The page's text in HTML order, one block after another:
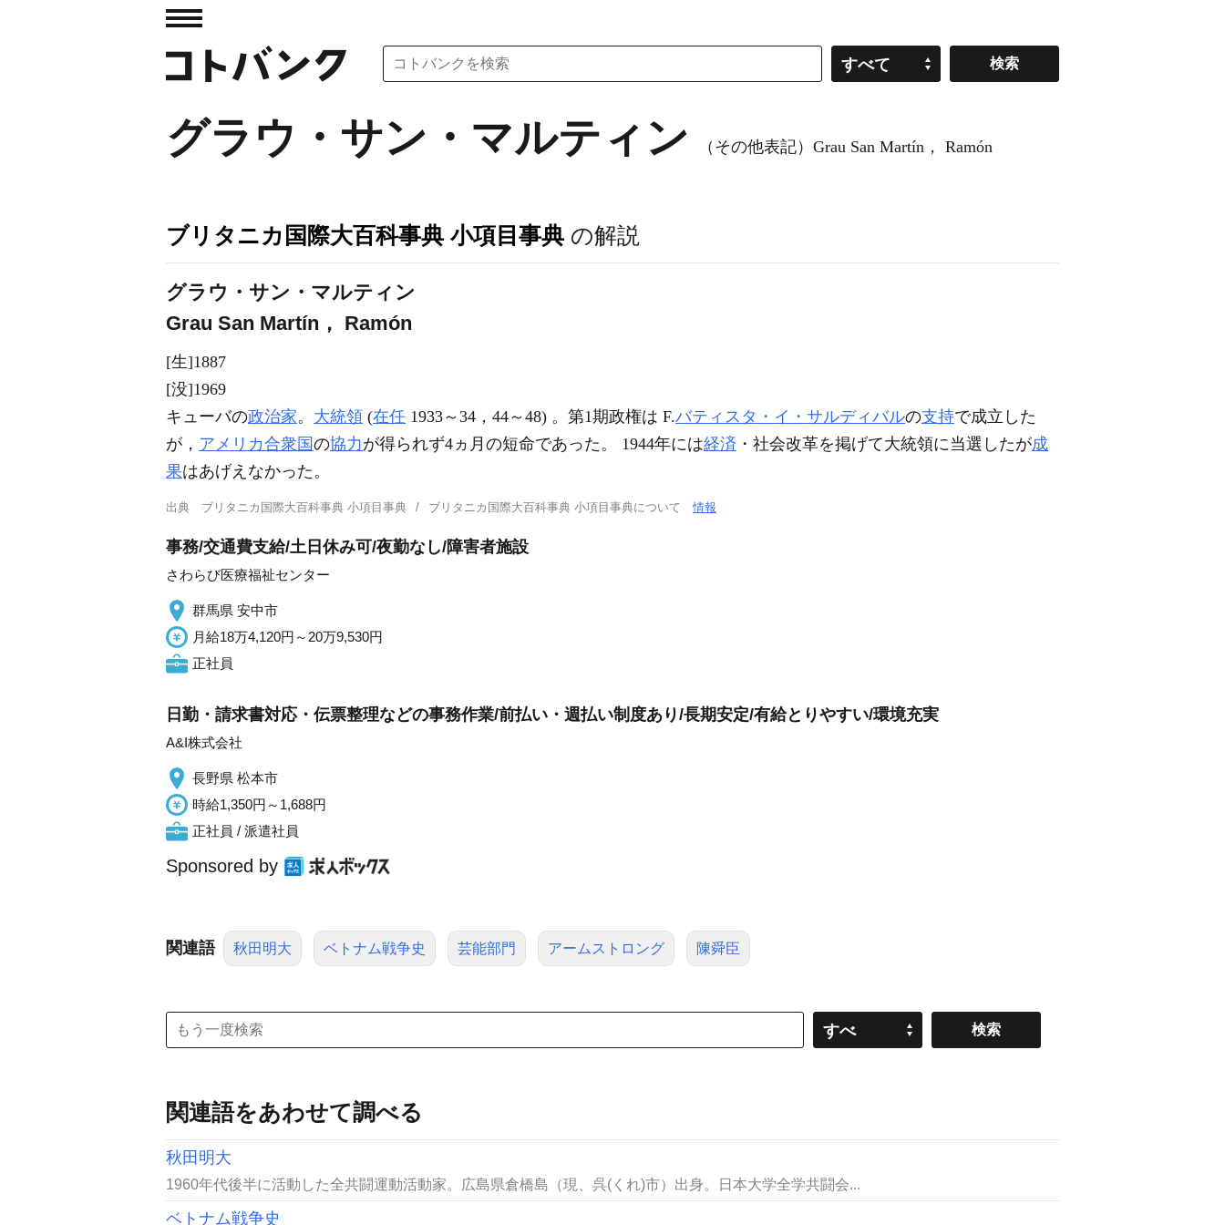
すべて
グラウ・サン・マルティン （その他表記）Grau San Martín， Ramón
ブリタニカ国際大百科事典 小項目事典 の解説
グラウ・サン・マルティン
Grau San Martín， Ramón
[生]1887
[没]1969
キューバの政治家。 大統領 (在任 1933～34，44～48) 。第1期政権は F.バティスタ・イ・サルディバルの支持で成立した
が， アメリカ合衆国の協力が得られず4ヵ月の短命であった。 1944年には経済 ・社会改革を掲げて大統領に当選したが成
果はあげえなかった。
出典 ブリタニカ国際大百科事典 小項目事典 ブリタニカ国際大百科事典 小項目事典について情報
事務/交通費支給/土日休み可/夜勤なし/障害者施設
さわらび医療福祉センター
群馬県 安中市
月給18万4,120円～20万9,530円
正社員
日勤・請求書対応・伝票整理などの事務作業/前払い・週払い制度あり/長期安定/有給とりやすい/環境充実
A&I株式会社
長野県 松本市
時給1,350円～1,688円
正社員 / 派遣社員
Sponsored by
関連語 秋田明大 ベトナム戦争史 芸能部門 アームストロング 陳舜臣
すべ
関連語をあわせて調べる
秋田明大
1960年代後半に活動した全共闘運動活動家。広島県倉橋島（現、呉(くれ)市）出身。日本大学全学共闘会...
ベトナム戦争史